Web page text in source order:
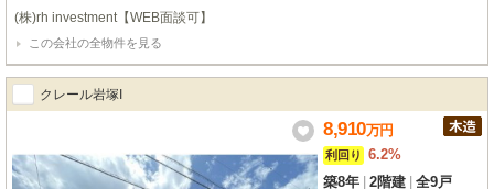
ので、入居率も高く どなたにも気に入って頂ける物件となっております。 ▼
物件仕様▼ ・バストイレ別 ・追い炊き機能 ・独立洗面台 ・TVモニタ付きイ
ンターホン 【robothomeグループ】 ・東証上場企業グループ会社 ・仕入、設
計、施工、販売、管理、ワンストップ ・金融機関のご相談も承ります。
(株)rh investment【WEB面談可】
この会社の全物件を見る
クレール岩塚I
8,910万円
利回り
6.2%
築8年 2階建 全9戸